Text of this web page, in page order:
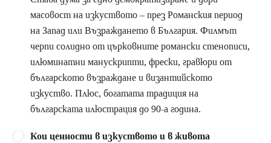
масовост на изкуството – през Романския период
на Запад или Възраждането в България. Филмът
черпи солидно от църковните романски стенописи,
илюминатни манускрипти, фрески, гравюри от
българското възраждане и византийското
изкуство. Плюс, богатата традиция на
българската илюстрация до 90-а година.
Кои ценности в изкуството и в живота